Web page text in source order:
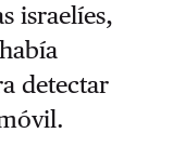
israelíes,
detectar